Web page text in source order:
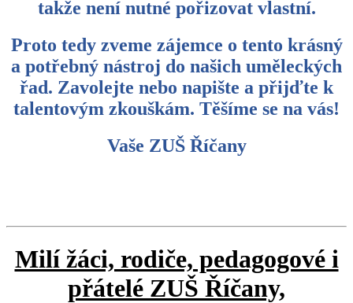
takže není nutné pořizovat vlastní.
Proto tedy zveme zájemce o tento krásný
a potřebný nástroj do našich uměleckých
řad. Zavolejte nebo napište a přijďte k
talentovým zkouškám. Těšíme se na vás!
Vaše ZUŠ Říčany
Milí žáci, rodiče, pedagogové i
přátelé ZUŠ Říčany,